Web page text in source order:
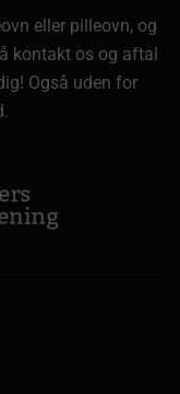
eller pilleovn, og
kontakt os og aftal
Også uden for